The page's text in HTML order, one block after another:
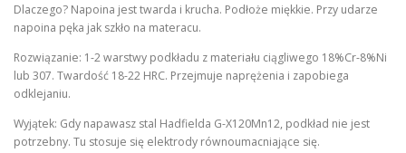
Dlaczego? Napoina jest twarda i krucha. Podłoże miękkie. Przy udarze
napoina pęka jak szkło na materacu.
Rozwiązanie: 1-2 warstwy podkładu z materiału ciągliwego 18%Cr-8%Ni
lub 307. Twardość 18-22 HRC. Przejmuje naprężenia i zapobiega
odklejaniu.
Wyjątek: Gdy napawasz stal Hadfielda G-X120Mn12, podkład nie jest
potrzebny. Tu stosuje się elektrody równoumacniające się.